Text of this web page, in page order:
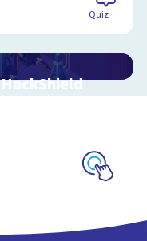
Quiz
HackShield
Interactieve